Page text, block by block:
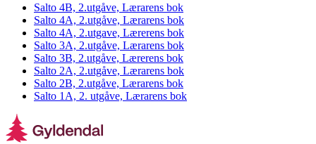
Salto 4B, 2.utgåve, Lærarens bok
Salto 4A, 2.utgåve, Lærarens bok
Salto 4A, 2.utgave, Lærerens bok
Salto 3A, 2.utgåve, Lærarens bok
Salto 3B, 2.utgåve, Lærerens bok
Salto 2A, 2.utgåve, Lærarens bok
Salto 2B, 2.utgåve, Lærarens bok
Salto 1A, 2. utgåve, Lærarens bok